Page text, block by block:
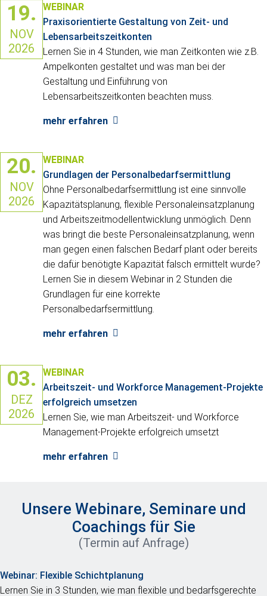
19.
NOV
2026
WEBINAR
Praxisorientierte Gestaltung von Zeit- und
Lebensarbeitszeitkonten
Lernen Sie in 4 Stunden, wie man Zeitkonten wie z.B.
Ampelkonten gestaltet und was man bei der
Gestaltung und Einführung von
Lebensarbeitszeitkonten beachten muss.
mehr erfahren
20.
NOV
2026
WEBINAR
Grundlagen der Personalbedarfsermittlung
Ohne Personalbedarfsermittlung ist eine sinnvolle
Kapazitätsplanung, flexible Personaleinsatzplanung
und Arbeitszeitmodellentwicklung unmöglich. Denn
was bringt die beste Personaleinsatzplanung, wenn
man gegen einen falschen Bedarf plant oder bereits
die dafür benötigte Kapazität falsch ermittelt wurde?
Lernen Sie in diesem Webinar in 2 Stunden die
Grundlagen für eine korrekte
Personalbedarfsermittlung.
mehr erfahren
03.
DEZ
2026
WEBINAR
Arbeitszeit- und Workforce Management-Projekte
erfolgreich umsetzen
Lernen Sie, wie man Arbeitszeit- und Workforce
Management-Projekte erfolgreich umsetzt
mehr erfahren
Unsere Webinare, Seminare und
Coachings für Sie
(Termin auf Anfrage)
Webinar: Flexible Schichtplanung
Lernen Sie in 3 Stunden, wie man flexible und bedarfsgerechte